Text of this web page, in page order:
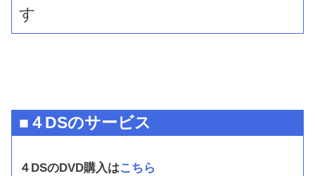
す
■４DSのサービス
４DSのDVD購入はこちら